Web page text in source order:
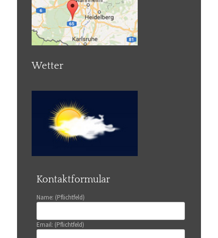
Wetter
Kontaktformular
Name: (Pflichtfeld)
Email: (Pflichtfeld)